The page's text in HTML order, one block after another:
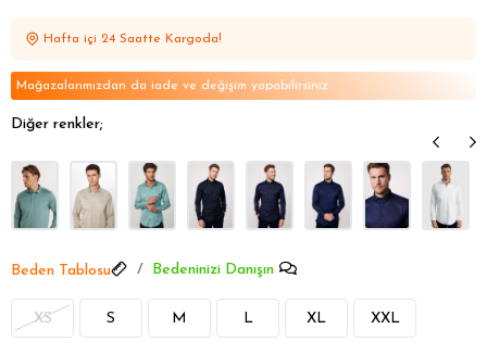
4 Mevsim Gömleklerde Öne Çıkanlar
Hafta içi 24 Saatte Kargoda!
Mağazalarımızdan da iade ve değişim yapabilirsiniz
Diğer renkler;
Beden Tablosu Bedeninizi Danışın
XS S M L XL XXL